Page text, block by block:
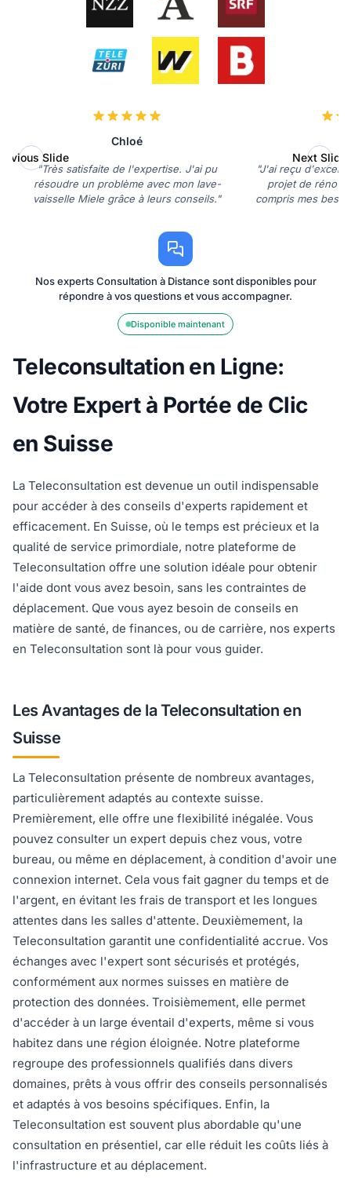
Chloé
"Très satisfaite de l'expertise. J'ai pu
résoudre un problème avec mon lave-
vaisselle Miele grâce à leurs conseils."
"J'ai reçu
projet de
compris mes
Slide Next Slide
Nos experts Consultation à Distance sont disponibles pour
répondre à vos questions et vous accompagner.
Disponible maintenant
Teleconsultation en Ligne:
Votre Expert à Portée de Clic
en Suisse
La Teleconsultation est devenue un outil indispensable
pour accéder à des conseils d'experts rapidement et
efficacement. En Suisse, où le temps est précieux et la
qualité de service primordiale, notre plateforme de
Teleconsultation offre une solution idéale pour obtenir
l'aide dont vous avez besoin, sans les contraintes de
déplacement. Que vous ayez besoin de conseils en
matière de santé, de finances, ou de carrière, nos experts
en Teleconsultation sont là pour vous guider.
Les Avantages de la Teleconsultation en
Suisse
La Teleconsultation présente de nombreux avantages,
particulièrement adaptés au contexte suisse.
Premièrement, elle offre une flexibilité inégalée. Vous
pouvez consulter un expert depuis chez vous, votre
bureau, ou même en déplacement, à condition d'avoir une
connexion internet. Cela vous fait gagner du temps et de
l'argent, en évitant les frais de transport et les longues
attentes dans les salles d'attente. Deuxièmement, la
Teleconsultation garantit une confidentialité accrue. Vos
échanges avec l'expert sont sécurisés et protégés,
conformément aux normes suisses en matière de
protection des données. Troisièmement, elle permet
d'accéder à un large éventail d'experts, même si vous
habitez dans une région éloignée. Notre plateforme
regroupe des professionnels qualifiés dans divers
domaines, prêts à vous offrir des conseils personnalisés
et adaptés à vos besoins spécifiques. Enfin, la
Teleconsultation est souvent plus abordable qu'une
consultation en présentiel, car elle réduit les coûts liés à
l'infrastructure et au déplacement.